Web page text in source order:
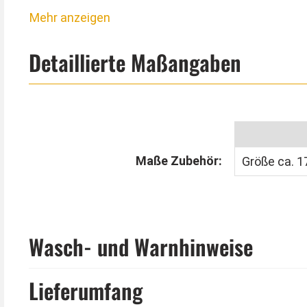
Tipp von Kostümpalast:
Mehr anzeigen
Detaillierte Maßangaben
Maße Zubehör: Größe ca.
Wasch- und Warnhinweise
Lieferumfang